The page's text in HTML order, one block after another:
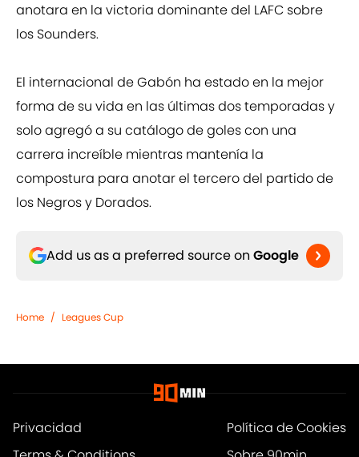
anotara en la victoria dominante del LAFC sobre
los Sounders.
El internacional de Gabón ha estado en la mejor
forma de su vida en las últimas dos temporadas y
solo agregó a su catálogo de goles con una
carrera increíble mientras mantenía la
compostura para anotar el tercero del partido de
los Negros y Dorados.
Add us as a preferred source on Google
Home / Leagues Cup
Privacidad
Política de Cookies